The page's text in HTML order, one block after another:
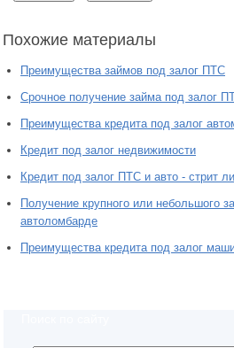
Похожие материалы
Преимущества займов под залог ПТС
Срочное получение займа под залог
Преимущества кредита под залог
Кредит под залог недвижимости
Кредит под залог ПТС и авто - стрит
Получение крупного или небольшого
автоломбарде
Преимущества кредита под залог